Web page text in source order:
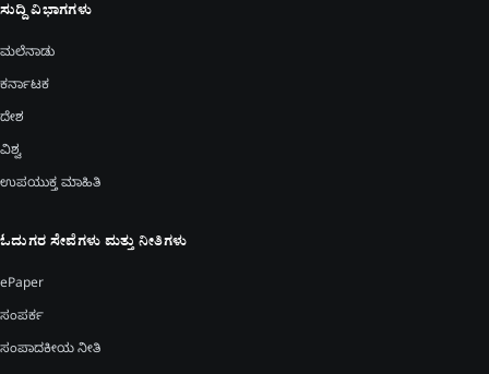
ಸುದ್ದಿ ವಿಭಾಗಗಳು
ಮಲೆನಾಡು
ಕರ್ನಾಟಕ
ದೇಶ
ವಿಶ್ವ
ಉಪಯುಕ್ತ ಮಾಹಿತಿ
ಓದುಗರ ಸೇವೆಗಳು ಮತ್ತು ನೀತಿಗಳು
ePaper
ಸಂಪರ್ಕ
ಸಂಪಾದಕೀಯ ನೀತಿ